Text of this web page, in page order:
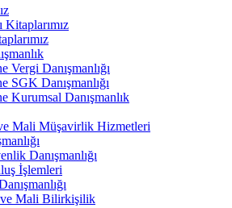
Kitaplarımız
Vergi Danışmanlığı
SGK Danışmanlığı
Kurumsal Danışmanlık
Mali Müşavirlik Hizmetleri
Danışmanlığı
İşlemleri
ve Mali Bilirkişilik